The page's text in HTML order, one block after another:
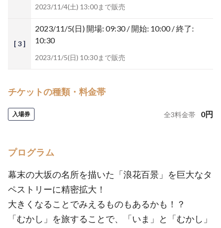
2023/11/4(土) 13:00まで販売
[ 3 ]
2023/11/5(日) 開場: 09:30 / 開始: 10:00 / 終了:
10:30
2023/11/5(日) 10:30まで販売
チケットの種類・料金帯
入場券 全3料金帯 0円
プログラム
幕末の大坂の名所を描いた「浪花百景」を巨大なタ
ペストリーに精密拡大！
大きくなることでみえるものもあるかも！？
「むかし」を旅することで、「いま」と「むかし」